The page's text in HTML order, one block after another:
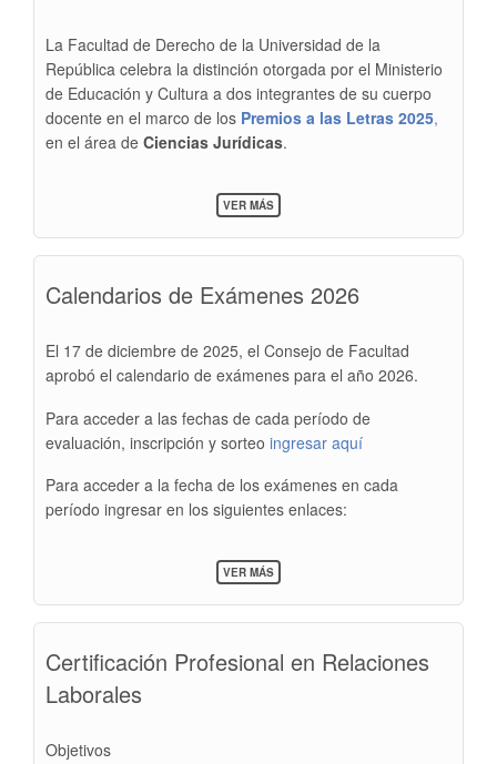
La Facultad de Derecho de la Universidad de la
República celebra la distinción otorgada por el Ministerio
de Educación y Cultura a dos integrantes de su cuerpo
docente en el marco de los Premios a las Letras 2025,
en el área de Ciencias Jurídicas.
VER MÁSSOBRE
DOCENTES
DERECHO
LOS
PREMIOS
LAS
LETRAS
2025
Calendarios de Exámenes 2026
El 17 de diciembre de 2025, el Consejo de Facultad
aprobó el calendario de exámenes para el año 2026.
Para acceder a las fechas de cada período de
evaluación, inscripción y sorteo ingresar aquí
Para acceder a la fecha de los exámenes en cada
período ingresar en los siguientes enlaces:
VER MÁSSOBRE
CALENDARIOS
Certificación Profesional en Relaciones
Laborales
Objetivos